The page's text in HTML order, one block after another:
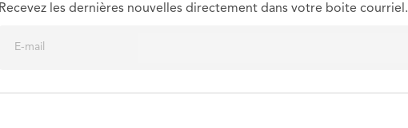
Recevez les dernières nouvelles directement dans votre boite courriel.